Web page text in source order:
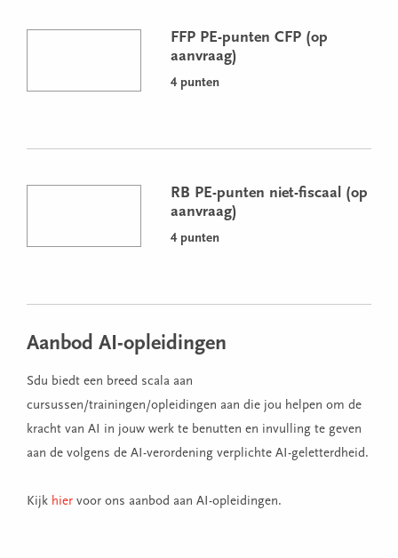
FFP PE-punten CFP (op
aanvraag)
4 punten
RB PE-punten niet-fiscaal (op
aanvraag)
4 punten
Aanbod AI-opleidingen
Sdu biedt een breed scala aan
cursussen/trainingen/opleidingen aan die jou helpen om de
kracht van AI in jouw werk te benutten en invulling te geven
aan de volgens de AI-verordening verplichte AI-geletterdheid.
Kijk hier voor ons aanbod aan AI-opleidingen.